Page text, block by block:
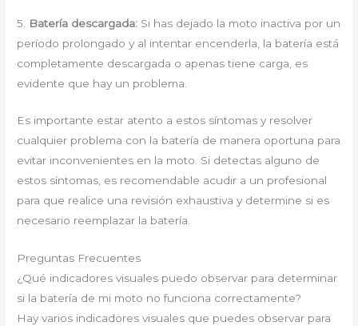
5. Batería descargada: Si has dejado la moto inactiva por un
período prolongado y al intentar encenderla, la batería está
completamente descargada o apenas tiene carga, es
evidente que hay un problema.
Es importante estar atento a estos síntomas y resolver
cualquier problema con la batería de manera oportuna para
evitar inconvenientes en la moto. Si detectas alguno de
estos síntomas, es recomendable acudir a un profesional
para que realice una revisión exhaustiva y determine si es
necesario reemplazar la batería.
Preguntas Frecuentes
¿Qué indicadores visuales puedo observar para determinar
si la batería de mi moto no funciona correctamente?
Hay varios indicadores visuales que puedes observar para